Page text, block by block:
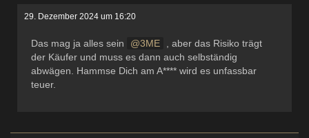
29. Dezember 2024 um 16:20
Das mag ja alles sein 3ME
, aber das Risiko trägt
der Käufer und muss es dann auch selbständig
abwägen. Hammse Dich am A**** wird es unfassbar
teuer.